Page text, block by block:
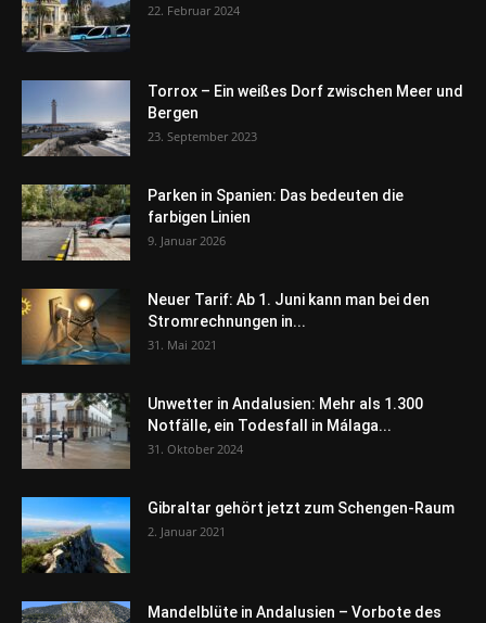
22. Februar 2024
Torrox – Ein weißes Dorf zwischen Meer und
Bergen
23. September 2023
Parken in Spanien: Das bedeuten die
farbigen Linien
9. Januar 2026
Neuer Tarif: Ab 1. Juni kann man bei den
Stromrechnungen in...
31. Mai 2021
Unwetter in Andalusien: Mehr als 1.300
Notfälle, ein Todesfall in Málaga...
31. Oktober 2024
Gibraltar gehört jetzt zum Schengen-Raum
2. Januar 2021
Mandelblüte in Andalusien – Vorbote des